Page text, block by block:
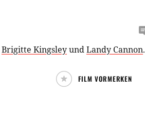
Brigitte KingsleyundLandy Cannon.
FILM VORMERKEN